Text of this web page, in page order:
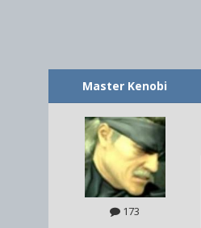
Master Kenobi
173